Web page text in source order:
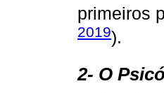
primeiros
2019).
2- O